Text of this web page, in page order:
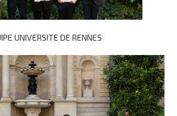
UNIVERSITE DE RENNES